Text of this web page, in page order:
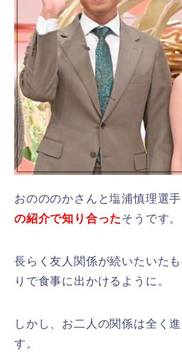
おのののかさんと塩浦慎理選
の紹介で知り合ったそうです。
長らく友人関係が続いたいた
りで食事に出かけるように。
しかし、お二人の関係は全く
す。